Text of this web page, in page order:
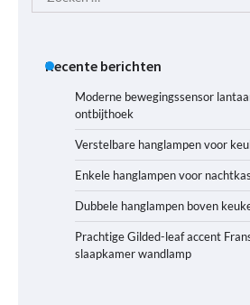
naar:
Recente berichten
Moderne bewegingssensor
ontbijthoek
Verstelbare hanglampen voor
Enkele hanglampen voor
Dubbele hanglampen boven
Prachtige Gilded-leaf accent
slaapkamer wandlamp